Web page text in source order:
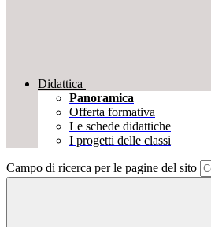
Didattica
Panoramica
Offerta formativa
Le schede didattiche
I progetti delle classi
Campo di ricerca per le pagine del sito